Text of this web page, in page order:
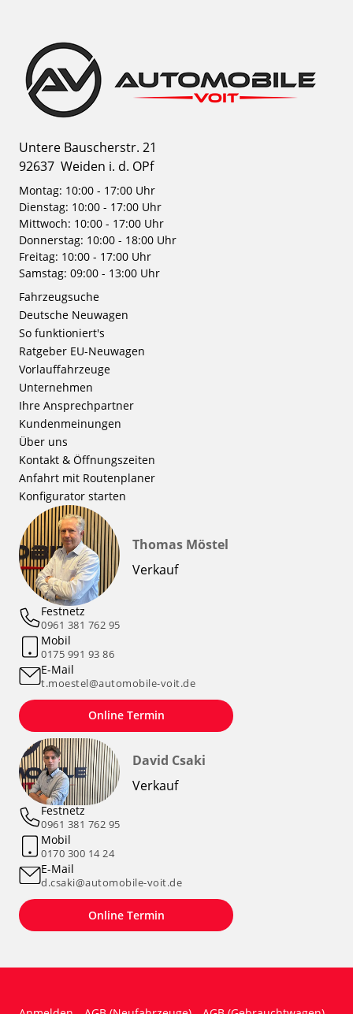
Untere Bauscherstr. 21
92637 Weiden i. d. OPf
Montag: 10:00 - 17:00 Uhr
Dienstag: 10:00 - 17:00 Uhr
Mittwoch: 10:00 - 17:00 Uhr
Donnerstag: 10:00 - 18:00 Uhr
Freitag: 10:00 - 17:00 Uhr
Samstag: 09:00 - 13:00 Uhr
Fahrzeugsuche
Deutsche Neuwagen
So funktioniert's
Ratgeber EU-Neuwagen
Vorlauffahrzeuge
Unternehmen
Ihre Ansprechpartner
Kundenmeinungen
Über uns
Kontakt & Öffnungszeiten
Anfahrt mit Routenplaner
Konfigurator starten
Thomas Möstel
Verkauf
Festnetz
0961 381 762 95
Mobil
0175 991 93 86
E-Mail
t.moestel@automobile-voit.de
Online Termin
David Csaki
Verkauf
Festnetz
0961 381 762 95
Mobil
0170 300 14 24
E-Mail
d.csaki@automobile-voit.de
Online Termin